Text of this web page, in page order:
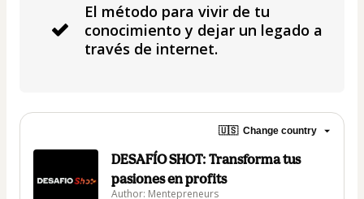
El método para vivir de tu
conocimiento y dejar un legado a
través de internet.
🇺🇸 Change country
DESAFÍO SHOT: Transforma tus
pasiones en profits
Author: Mentepreneurs